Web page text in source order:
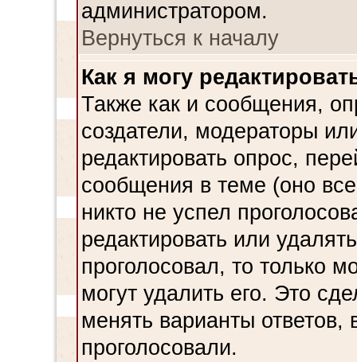
администратором.
Вернуться к началу
Как я могу
Также как и сообщения,
создатели, модераторы
редактировать опрос,
сообщения в теме (оно
никто не успел
редактировать или
проголосовал, то только
могут удалить его. Это
менять варианты
проголосовали.